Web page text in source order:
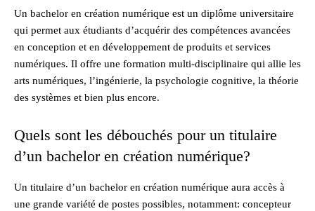
Un bachelor en création numérique est un diplôme universitaire
qui permet aux étudiants d’acquérir des compétences avancées
en conception et en développement de produits et services
numériques. Il offre une formation multi-disciplinaire qui allie les
arts numériques, l’ingénierie, la psychologie cognitive, la théorie
des systèmes et bien plus encore.
Quels sont les débouchés pour un titulaire
d’un bachelor en création numérique?
Un titulaire d’un bachelor en création numérique aura accès à
une grande variété de postes possibles, notamment: concepteur